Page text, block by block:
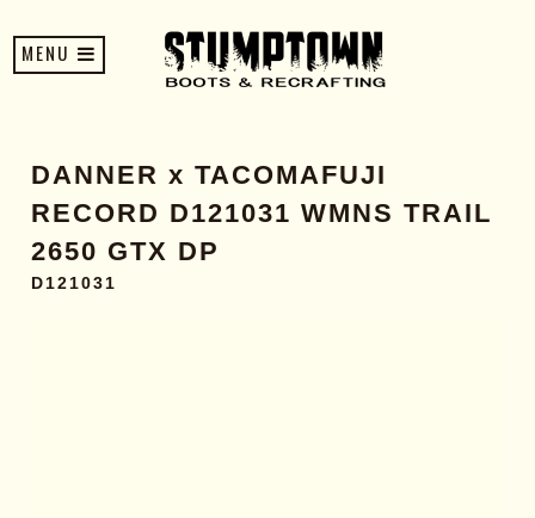
MENU
DANNER x TACOMAFUJI
RECORD D121031 WMNS TRAIL
2650 GTX DP
D121031